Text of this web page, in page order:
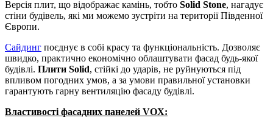
Версія плит, що відображає камінь, тобто Solid Stone, нагадує
стіни будівель, які ми можемо зустріти на території Південної
Європи.
Сайдинг поєднує в собі красу та функціональність. Дозволяє
швидко, практично економічно облаштувати фасад будь-якої
будівлі. Плити Solid, стійкі до ударів, не руйнуються під
впливом погодних умов, а за умови правильної установки
гарантують гарну вентиляцію фасаду будівлі.
Властивості фасадних панелей VOX: